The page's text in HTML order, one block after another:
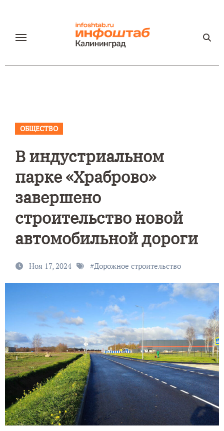
содержанию
ОБЩЕСТВО
В индустриальном
парке «Храброво»
завершено
строительство новой
автомобильной дороги
Ноя 17, 2024 #Дорожное строительство